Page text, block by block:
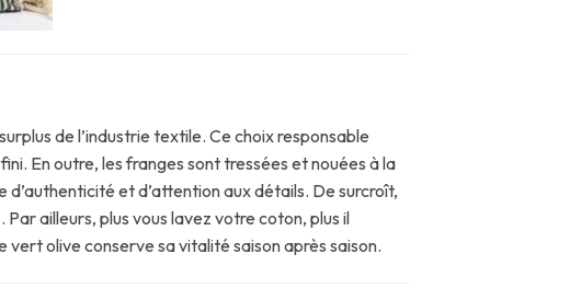
de l’industrie textile. Ce choix responsable
En outre, les franges sont tressées et nouées à la
et d’attention aux détails. De surcroît,
ailleurs, plus vous lavez votre coton, plus il
olive conserve sa vitalité saison après saison.